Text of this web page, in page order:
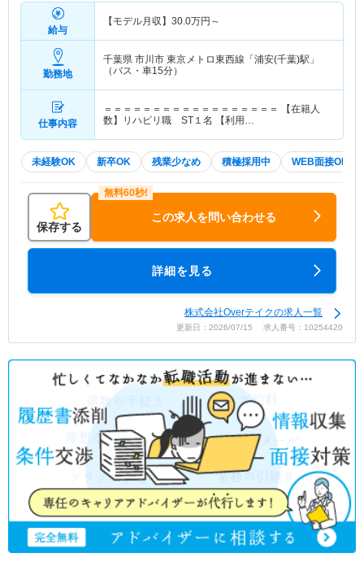
給与
【モデル月収】 30.0万円～
勤務地
千葉県 市川市 東京メトロ東西線「浦安(千葉)駅」
（バス・車15分）
仕事内容
＝＝＝＝＝＝＝＝＝＝＝＝＝＝＝＝＝＝ 【在籍人
数】リハビリ職 ST１名 【利用…
未経験OK 新卒OK 残業少なめ 積極採用中 WEB面接OK
保存する
この求人を問い合わせる
詳細を見る
株式会社Overテイクの求人一覧
更新日：2026/07/15 求人番号：10254420